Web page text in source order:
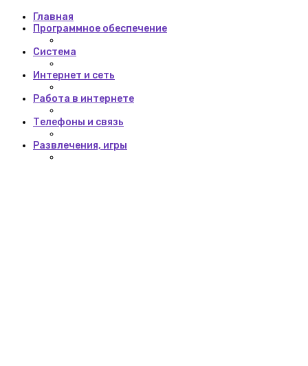
Главная
Программное обеспечение
Система
Интернет и сеть
Работа в интернете
Телефоны и связь
Развлечения, игры